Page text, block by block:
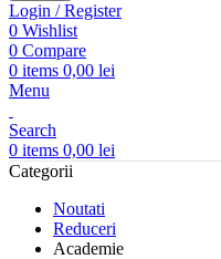
Login / Register
0 Wishlist
0 Compare
0 items 0,00 lei
Menu
Search
0 items 0,00 lei
Categorii
Noutati
Reduceri
Academie